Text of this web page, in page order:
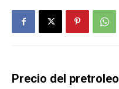
Precio del pretroleo